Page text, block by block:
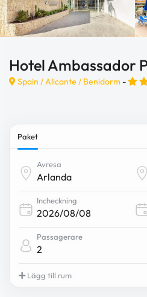
Hotel Ambassador
Spain /Alicante / Benidorm -
Paket
Avresa
Incheckning
Passagerare
2
Lägg till rum